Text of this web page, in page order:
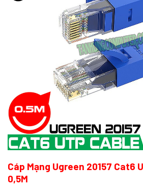
Cáp Mạng Ugreen 20157 Cat6
0,5M